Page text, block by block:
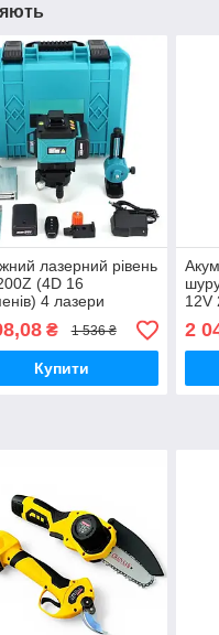
лазерний рівень
(4D 16
4 лазери
₴ 1 536 ₴
Купити
12V
2